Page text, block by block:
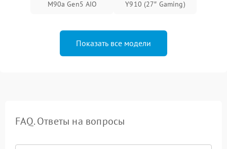
M90a Gen5 AIO
Y910 (27″ Gaming)
Показать все модели
FAQ. Ответы на вопросы